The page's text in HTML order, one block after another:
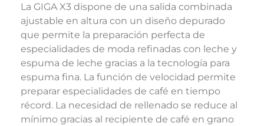
La GIGA X3 dispone de una salida combinada
ajustable en altura con un diseño depurado
que permite la preparación perfecta de
especialidades de moda refinadas con leche y
espuma de leche gracias a la tecnología para
espuma fina. La función de velocidad permite
preparar especialidades de café en tiempo
récord. La necesidad de rellenado se reduce al
mínimo gracias al recipiente de café en grano